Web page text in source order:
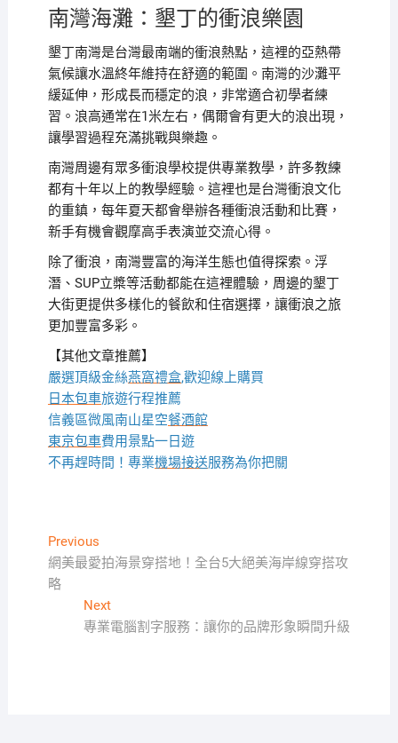
南灣海灘：墾丁的衝浪樂園
墾丁南灣是台灣最南端的衝浪熱點，這裡的亞熱帶
氣候讓水溫終年維持在舒適的範圍。南灣的沙灘平
緩延伸，形成長而穩定的浪，非常適合初學者練
習。浪高通常在1米左右，偶爾會有更大的浪出現，
讓學習過程充滿挑戰與樂趣。
南灣周邊有眾多衝浪學校提供專業教學，許多教練
都有十年以上的教學經驗。這裡也是台灣衝浪文化
的重鎮，每年夏天都會舉辦各種衝浪活動和比賽，
新手有機會觀摩高手表演並交流心得。
除了衝浪，南灣豐富的海洋生態也值得探索。浮
潛、SUP立槳等活動都能在這裡體驗，周邊的墾丁
大街更提供多樣化的餐飲和住宿選擇，讓衝浪之旅
更加豐富多彩。
【其他文章推薦】
嚴選頂級金絲燕窩禮盒,歡迎線上購買
日本包車旅遊行程推薦
信義區微風南山星空餐酒館
東京包車費用景點一日遊
不再趕時間！專業機場接送服務為你把關
文
章
PreviousPrevious
post:
網美最愛拍海景穿搭地！全台5大絕美海岸線穿搭攻
略
NextNext
post:
專業電腦割字服務：讓你的品牌形象瞬間升級